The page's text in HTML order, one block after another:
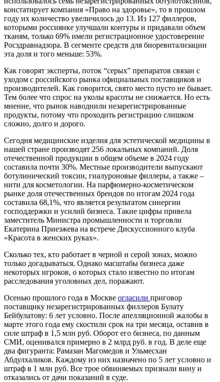
констатирует компания «Право на здоровье», то в прошлом
году их количество увеличилось до 13. Из 127 филлеров,
которыми россиянке улучшали контуры и придавали объем
тканям, только 69% имели регистрационное удостоверение
Росздравнадзора. В сегменте средств для биоревитализации
эта доля и того меньше: 53%.
Как говорят эксперты, поток “серых” препаратов связан с
уходом с российского рынка официальных поставщиков и
производителей. Как говорится, свято место пусто не бывает.
Тем более что спрос на уколы красоты не снижается. Но есть
мнение, что рынок наводнили незарегистрированные
продукты, потому что проходить регистрацию слишком
сложно, долго и дорого.
Сегодня медицинские изделия для эстетической медицины в
нашей стране производят 256 локальных компаний. Доля
отечественной продукции в общем объеме в 2024 году
составила почти 30%. Местные производители выпускают
ботулинический токсин, гиалуроновые филлеры, а также –
нити для косметологии. На парфюмерно-косметическом
рынке доля отечественных брендов по итогам 2024 года
составила 68,1%, что является результатом синергии
господдержки и усилий бизнеса. Такие цифры привела
заместитель Министра промышленности и торговли
Екатерина Приезжева на встрече Дискуссионного клуба
«Красота в женских руках».
Сколько тех, кто работает в черной и серой зонах, можно
только догадываться. Однако масштабы бизнеса даже
некоторых игроков, о которых стало известно по итогам
расследования уголовных дел, поражают.
Осенью прошлого года в Москве огласили приговор
поставщику незарегистрированных филлеров Булату
Бейбулатову: 6 лет условно. После апелляционной жалобы в
марте этого года ему скостили срок на три месяца, оставив в
силе штраф в 1,5 млн руб. Оборот его бизнеса, по данным
СМИ, оценивался примерно в 2 млрд руб. в год. В деле еще
два фигуранта: Рамазан Магомедов и Ульмесхан
Абдулхаликов. Каждому из них назначено по 5 лет условно и
штраф в 1 млн руб. Все трое обвиняемых признали вину и
отказались от дачи показаний в суде.